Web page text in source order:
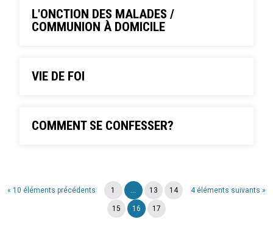
L'ONCTION DES MALADES /
COMMUNION À DOMICILE
VIE DE FOI
COMMENT SE CONFESSER?
« 10 éléments précédents 4 éléments suivants »
1 ... 13 14
15 16 17